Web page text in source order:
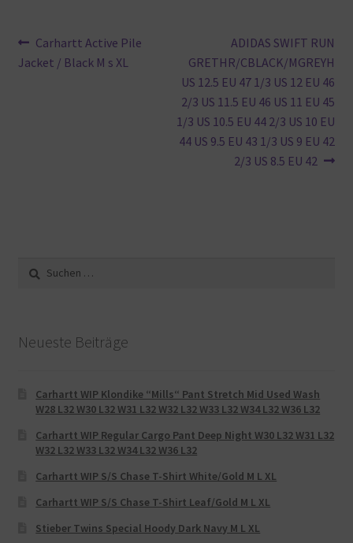
Beitragsnavigation
Vorheriger
Beitrag:
Carhartt Active Pile
Jacket / Black M s XL
Nächster
Beitrag:
ADIDAS SWIFT RUN
GRETHR/CBLACK/MGREYH
US 12.5 EU 47 1/3 US 12 EU 46
2/3 US 11.5 EU 46 US 11 EU 45
1/3 US 10.5 EU 44 2/3 US 10 EU
44 US 9.5 EU 43 1/3 US 9 EU 42
2/3 US 8.5 EU 42
Suche
nach:
Neueste Beiträge
Carhartt WIP Klondike “Mills“ Pant Stretch Mid Used Wash
W28 L32 W30 L32 W31 L32 W32 L32 W33 L32 W34 L32 W36 L32
Carhartt WIP Regular Cargo Pant Deep Night W30 L32 W31 L32
W32 L32 W33 L32 W34 L32 W36 L32
Carhartt WIP S/S Chase T-Shirt White/Gold M L XL
Carhartt WIP S/S Chase T-Shirt Leaf/Gold M L XL
Stieber Twins Special Hoody Dark Navy M L XL